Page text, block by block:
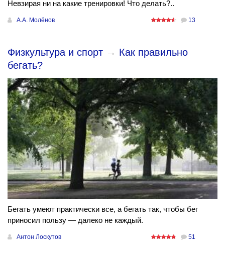
Невзирая ни на какие тренировки! Что делать?..
А.А. Молёнов 13
Физкультура и спорт → Как правильно
бегать?
Бегать умеют практически все, а бегать так, чтобы бег
приносил пользу — далеко не каждый.
Антон Лоскутов 51